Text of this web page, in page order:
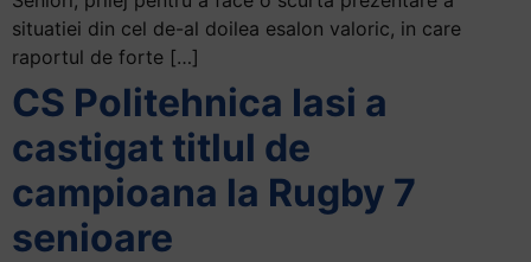
"Ctrl
This
shortcut
activates
the
reader
situatiei din cel de-al doilea esalon valoric, in care
raportul de forte […]
CS Politehnica Iasi a
castigat titlul de
campioana la Rugby 7
senioare